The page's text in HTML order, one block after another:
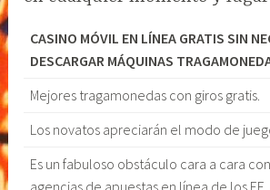
CASINO MÓVIL EN LÍNEA GRATIS SIN
DESCARGAR MÁQUINAS
Mejores tragamonedas con giros gratis.
Los novatos apreciarán el modo de
Es un fabuloso obstáculo cara a cara